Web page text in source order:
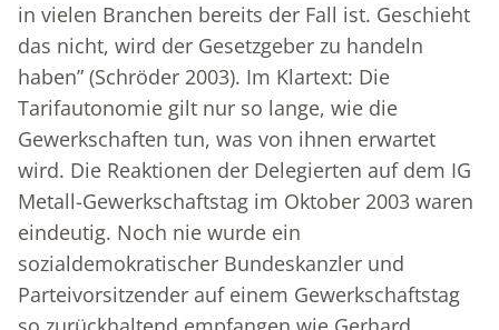
in vielen Branchen bereits der Fall ist. Geschieht
das nicht, wird der Gesetzgeber zu handeln
haben” (Schröder 2003). Im Klartext: Die
Tarifautonomie gilt nur so lange, wie die
Gewerkschaften tun, was von ihnen erwartet
wird. Die Reaktionen der Delegierten auf dem IG
Metall-Gewerkschaftstag im Oktober 2003 waren
eindeutig. Noch nie wurde ein
sozialdemokratischer Bundeskanzler und
Parteivorsitzender auf einem Gewerkschaftstag